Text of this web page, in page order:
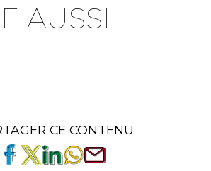
AUSSI
CE CONTENU